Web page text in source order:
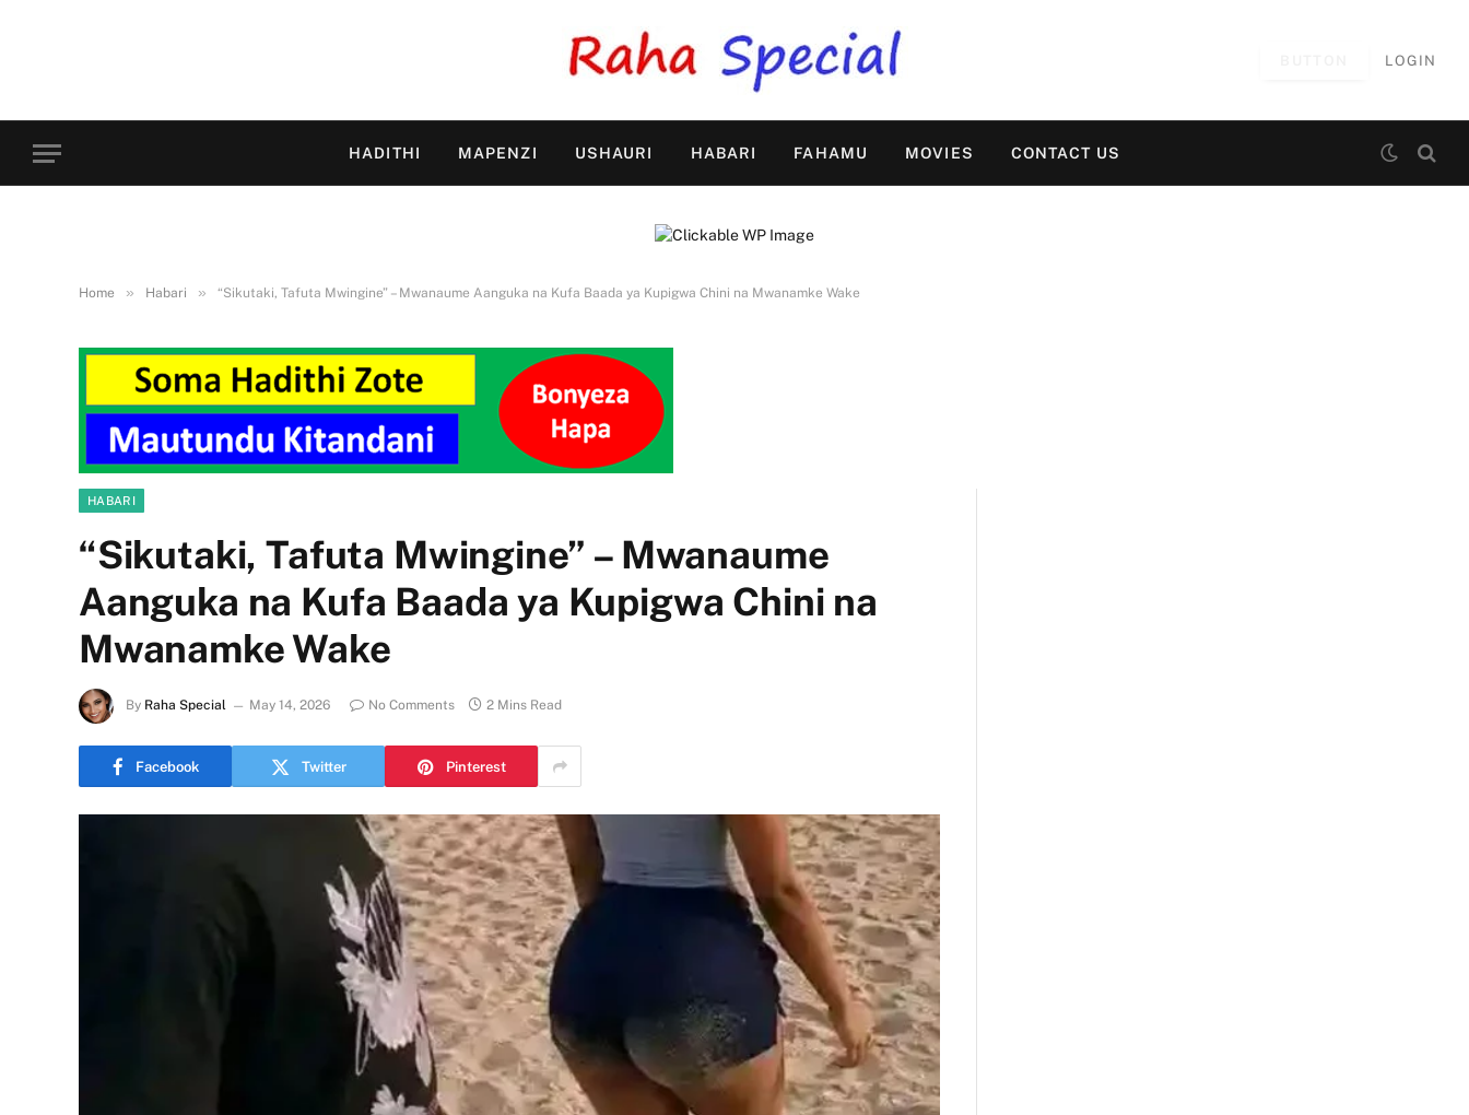
LOGIN
HADITHI MAPENZI USHAURI HABARI FAHAMU MOVIES CONTACT US
Home » Habari » “Sikutaki, Tafuta Mwingine” – Mwanaume Aanguka na Kufa Baada ya Kupigwa Chini na Mwanamke Wake
HABARI
“Sikutaki, Tafuta Mwingine” – Mwanaume
Aanguka na Kufa Baada ya Kupigwa Chini na
Mwanamke Wake
By Raha Special May 14, 2026 No Comments 2 Mins Read
Facebook Twitter Pinterest